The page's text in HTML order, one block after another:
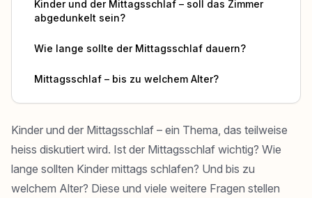
Kinder und der Mittagsschlaf – soll das Zimmer
abgedunkelt sein?
Wie lange sollte der Mittagsschlaf dauern?
Mittagsschlaf – bis zu welchem Alter?
Kinder und der Mittagsschlaf – ein Thema, das teilweise
heiss diskutiert wird. Ist der Mittagsschlaf wichtig? Wie
lange sollten Kinder mittags schlafen? Und bis zu
welchem Alter? Diese und viele weitere Fragen stellen